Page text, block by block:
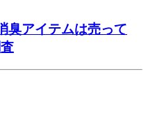
臭アイテムは売って